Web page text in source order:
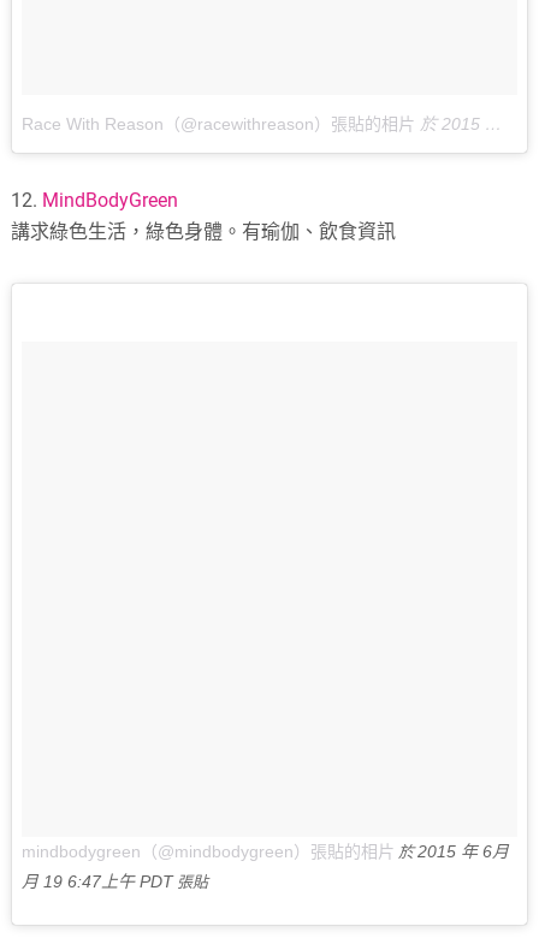
Race With Reason（@racewithreason）張貼的相片 於2015 年 6月 月 24 6:11上午 PDT
12. MindBodyGreen
講求綠色生活，綠色身體。有瑜伽、飲食資訊
mindbodygreen（@mindbodygreen）張貼的相片 於2015 年 6月
月 19 6:47上午 PDT張貼